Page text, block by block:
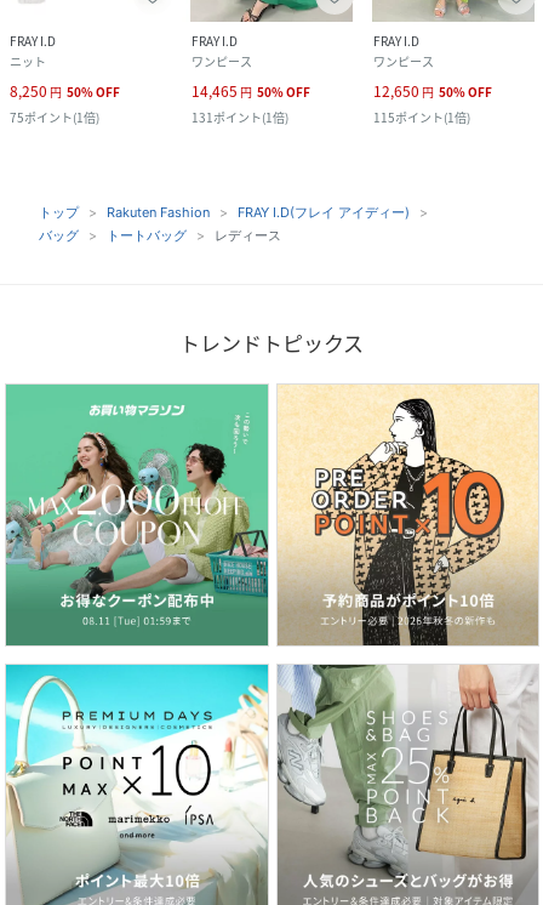
FRAY I.D
ニット
8,250 円 50%OFF
75ポイント(1倍)
FRAY I.D
ワンピース
14,465 円 50%OFF
131ポイント(1倍)
FRAY I.D
ワンピース
12,650 円 50%OFF
115ポイント(1倍)
トップ Rakuten Fashion
FRAY I.D(フレイ アイディー)
バッグ
トートバッグ レディース
トレンドトピックス